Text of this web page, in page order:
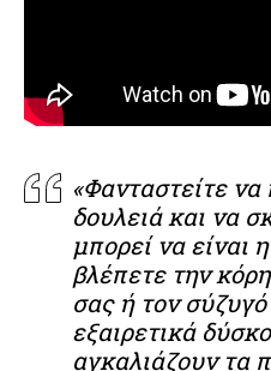
«Φανταστείτε να
δουλειά και να
μπορεί να είναι
βλέπετε την
σας ή τον σύζυγό
εξαιρετικά
αγκαλιάζουν τα